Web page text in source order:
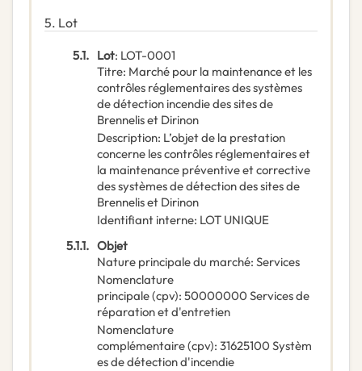
5. Lot
5.1. Lot: LOT-0001
Titre: Marché pour la maintenance et les
contrôles réglementaires des systèmes
de détection incendie des sites de
Brennelis et Dirinon
Description: L’objet de la prestation
concerne les contrôles réglementaires et
la maintenance préventive et corrective
des systèmes de détection des sites de
Brennelis et Dirinon
Identifiant interne: LOT UNIQUE
5.1.1. Objet
Nature principale du marché: Services
Nomenclature
principale(cpv): 50000000 Services de
réparation et d'entretien
Nomenclature
complémentaire(cpv): 31625100 Systèm
es de détection d'incendie